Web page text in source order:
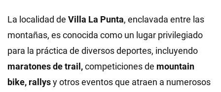
La localidad de Villa La Punta, enclavada entre las
montañas, es conocida como un lugar privilegiado
para la práctica de diversos deportes, incluyendo
maratones de trail,competiciones de mountain
bike, rallysy otros eventos que atraen a numerosos